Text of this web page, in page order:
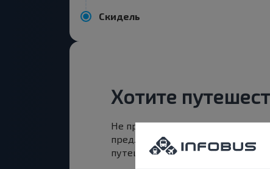
Скидель
Хотите
Не пропусти специальные
предложения INFOBUS.
путешествуй с нами дешевле!